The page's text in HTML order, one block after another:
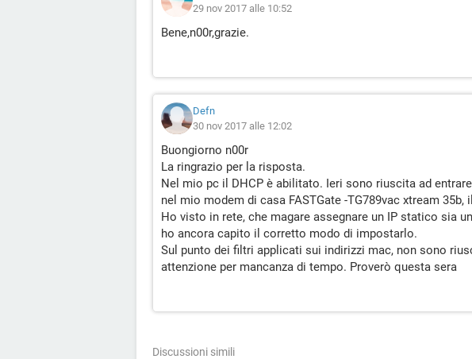
29 nov 2017 alle 10:52
Bene,n00r,grazie.
Defn
30 nov 2017 alle 12:02
Buongiorno n00r
La ringrazio per la risposta.
Nel mio pc il DHCP è abilitato. Ieri sono riuscita ad
nel mio modem di casa FASTGate -TG789vac xtream 35b,
Ho visto in rete, che magare assegnare un IP statico sia
ho ancora capito il corretto modo di impostarlo.
Sul punto dei filtri applicati sui indirizzi mac, non sono
attenzione per mancanza di tempo. Proverò questa sera
Discussioni simili